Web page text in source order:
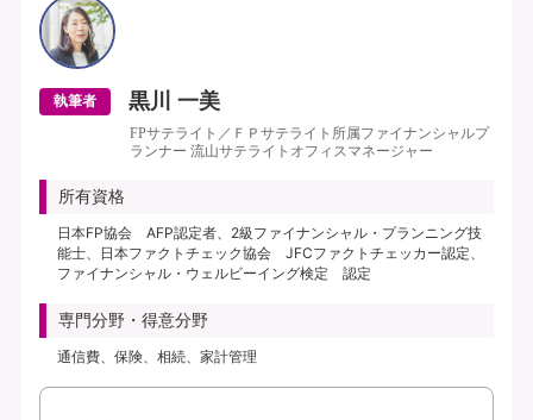
執筆者 黒川 一美
FPサテライト／ＦＰサテライト所属ファイナンシャルプ
ランナー 流山サテライトオフィスマネージャー
所有資格
日本FP協会 AFP認定者、2級ファイナンシャル・プランニング技
能士、日本ファクトチェック協会 JFCファクトチェッカー認定、
ファイナンシャル・ウェルビーイング検定 認定
専門分野・得意分野
通信費、保険、相続、家計管理